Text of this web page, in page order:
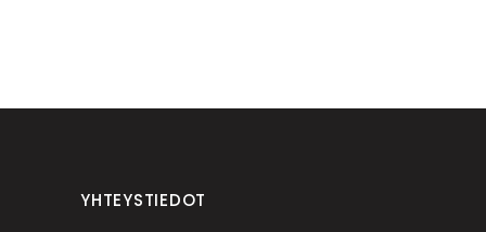
YHTEYSTIEDOT